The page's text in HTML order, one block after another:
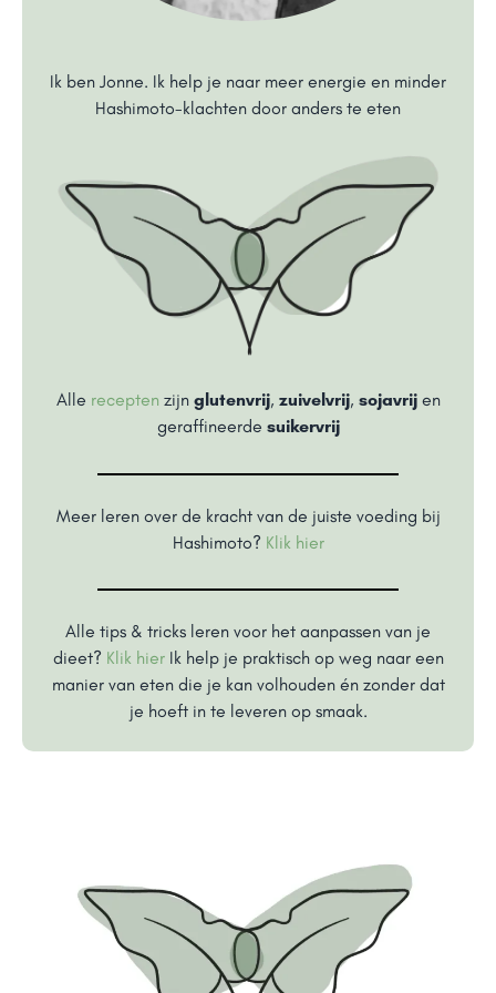
Ik ben Jonne. Ik help je naar meer energie en minder
Hashimoto-klachten door anders te eten
Alle recepten zijn glutenvrij, zuivelvrij, sojavrij en
geraffineerde suikervrij
Meer leren over de kracht van de juiste voeding bij
Hashimoto? Klik hier
Alle tips & tricks leren voor het aanpassen van je
dieet? Klik hierIk help je praktisch op weg naar een
manier van eten die je kan volhouden én zonder dat
je hoeft in te leveren op smaak.